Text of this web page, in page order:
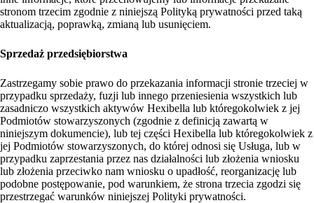
stronom trzecim zgodnie z niniejszą Polityką prywatności przed taką
aktualizacją, poprawką, zmianą lub usunięciem.
Sprzedaż przedsiębiorstwa
Zastrzegamy sobie prawo do przekazania informacji stronie trzeciej w
przypadku sprzedaży, fuzji lub innego przeniesienia wszystkich lub
zasadniczo wszystkich aktywów Hexibella lub któregokolwiek z jej
Podmiotów stowarzyszonych (zgodnie z definicją zawartą w
niniejszym dokumencie), lub tej części Hexibella lub któregokolwiek z
jej Podmiotów stowarzyszonych, do której odnosi się Usługa, lub w
przypadku zaprzestania przez nas działalności lub złożenia wniosku
lub złożenia przeciwko nam wniosku o upadłość, reorganizację lub
podobne postępowanie, pod warunkiem, że strona trzecia zgodzi się
przestrzegać warunków niniejszej Polityki prywatności.